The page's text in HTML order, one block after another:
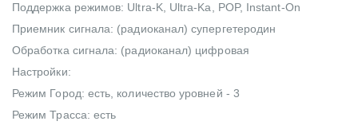
Поддержка режимов: Ultra-K, Ultra-Ka, POP, Instant-On
Приемник сигнала: (радиоканал) супергетеродин
Обработка сигнала: (радиоканал) цифровая
Настройки:
Режим Город: есть, количество уровней - 3
Режим Трасса: есть